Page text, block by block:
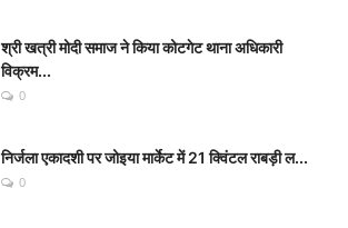
श्री खत्री मोदी समाज ने किया कोटगेट थाना अधिकारी
विक्रम...
0
निर्जला एकादशी पर जोइया मार्केट में 21 क्विंटल राबड़ी ल...
0